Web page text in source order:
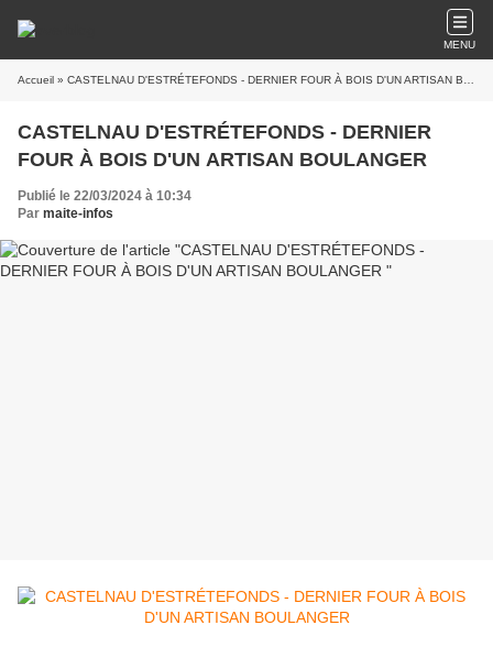
MENU
Accueil » CASTELNAU D'ESTRÉTEFONDS - DERNIER FOUR À BOIS D'UN ARTISAN BOULANGER
CASTELNAU D'ESTRÉTEFONDS - DERNIER
FOUR À BOIS D'UN ARTISAN BOULANGER
Publié le 22/03/2024 à 10:34
Par maite-infos